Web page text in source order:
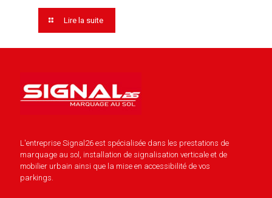
Lire la suite
L'entreprise Signal26 est spécialisée dans les prestations de
marquage au sol, installation de signalisation verticale et de
mobilier urbain ainsi que la mise en accessibilité de vos
parkings.